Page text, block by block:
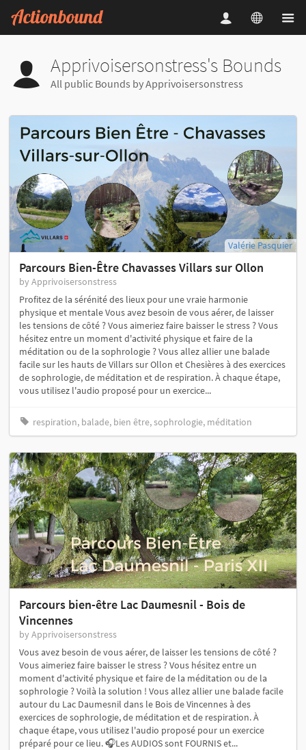
Apprivoisersonstress's Bounds
All public Bounds by Apprivoisersonstress
Valérie Pasquier
Parcours Bien-Être Chavasses Villars sur Ollon
by Apprivoisersonstress
Profitez de la sérénité des lieux pour une vraie harmonie
physique et mentale Vous avez besoin de vous aérer, de laisser
les tensions de côté ? Vous aimeriez faire baisser le stress ? Vous
hésitez entre un moment d'activité physique et faire de la
méditation ou de la sophrologie ? Vous allez allier une balade
facile sur les hauts de Villars sur Ollon et Chesières à des exercices
de sophrologie, de méditation et de respiration. À chaque étape,
vous utilisez l'audio proposé pour un exercice...
respiration, balade, bien être, sophrologie, méditation
Parcours bien-être Lac Daumesnil - Bois de
Vincennes
by Apprivoisersonstress
Vous avez besoin de vous aérer, de laisser les tensions de côté ?
Vous aimeriez faire baisser le stress ? Vous hésitez entre un
moment d'activité physique et faire de la méditation ou de la
sophrologie ? Voilà la solution ! Vous allez allier une balade facile
autour du Lac Daumesnil dans le Bois de Vincennes à des
exercices de sophrologie, de méditation et de respiration. À
chaque étape, vous utilisez l'audio proposé pour un exercice
préparé pour ce lieu. 🎧Les AUDIOS sont FOURNIS et...